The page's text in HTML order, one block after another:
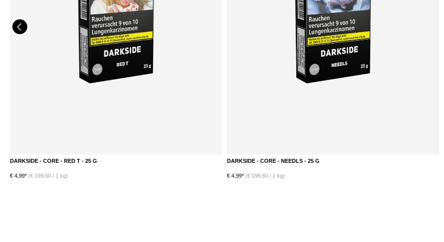
DARKSIDE - CORE - RED T - 25 G
€ 4,99* (€ 199,60 / 1 kg)
DARKSIDE - CORE - NEEDLS - 25 G
€ 4,99* (€ 199,60 / 1 kg)